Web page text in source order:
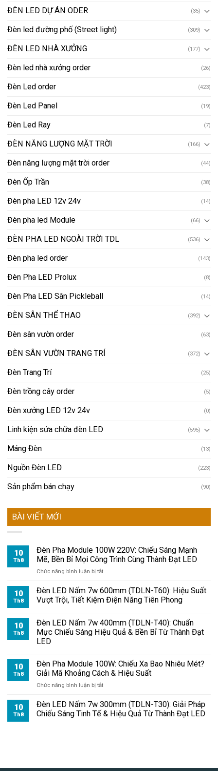
ĐÈN LED DỰ ÁN ODER (35)
Đèn led đường phố (Street light) (309)
ĐÈN LED NHÀ XƯỞNG (177)
Đèn led nhà xưởng order (26)
Đèn Led order (423)
Đèn Led Panel (19)
Đèn Led Ray (7)
ĐÈN NĂNG LƯỢNG MẶT TRỜI (166)
Đèn năng lượng mặt trời order (44)
Đèn Ốp Trần (38)
Đèn pha LED 12v 24v (14)
Đèn pha led Module (66)
ĐÈN PHA LED NGOÀI TRỜI TDL (536)
Đèn pha led order (143)
Đèn Pha LED Prolux (8)
Đèn Pha LED Sân Pickleball (14)
ĐÈN SÂN THỂ THAO (392)
Đèn sân vườn order (63)
ĐÈN SÂN VƯỜN TRANG TRÍ (372)
Đèn Trang Trí (25)
Đèn trồng cây order (5)
Đèn xưởng LED 12v 24v (0)
Linh kiện sửa chữa đèn LED (595)
Máng Đèn (13)
Nguồn Đèn LED (223)
Sản phẩm bán chạy (90)
BÀI VIẾT MỚI
10
Th8
Đèn Pha Module 100W 220V: Chiếu Sáng Mạnh
Mẽ, Bền Bỉ Mọi Công Trình Cùng Thành Đạt LED
Chức năng bình luận bị tắtở
Pha
Module
100W
Chiếu
Sáng
Bỉ
Mọi
Công
Cùng
Thành
10
Th8
Đèn LED Nấm 7w 600mm (TDLN-T60): Hiệu Suất
Vượt Trội, Tiết Kiệm Điện Năng Tiên Phong
10
Th8
Đèn LED Nấm 7w 400mm (TDLN-T40): Chuẩn
Mực Chiếu Sáng Hiệu Quả & Bền Bỉ Từ Thành Đạt
LED
10
Th8
Đèn Pha Module 100W: Chiếu Xa Bao Nhiêu Mét?
Giải Mã Khoảng Cách & Hiệu Suất
Chức năng bình luận bị tắtở
Pha
Module
10
Th8
Đèn LED Nấm 7w 300mm (TDLN-T30): Giải Pháp
Chiếu Sáng Tinh Tế & Hiệu Quả Từ Thành Đạt LED